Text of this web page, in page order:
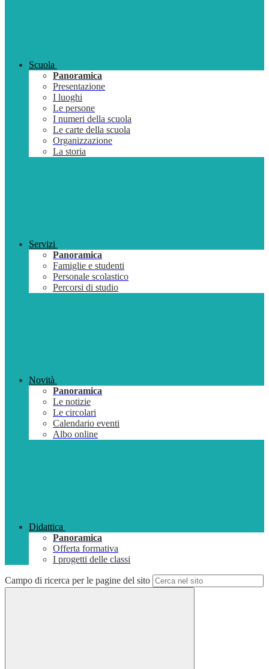
Scuola
Panoramica
Presentazione
I luoghi
Le persone
I numeri della scuola
Le carte della scuola
Organizzazione
La storia
Servizi
Panoramica
Famiglie e studenti
Personale scolastico
Percorsi di studio
Novità
Panoramica
Le notizie
Le circolari
Calendario eventi
Albo online
Didattica
Panoramica
Offerta formativa
I progetti delle classi
Campo di ricerca per le pagine del sito